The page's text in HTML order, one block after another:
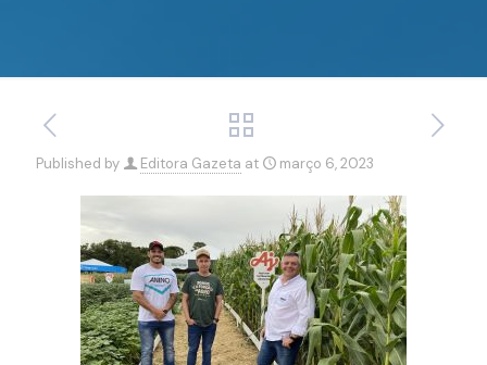
Published by Editora Gazeta at março 6, 2023